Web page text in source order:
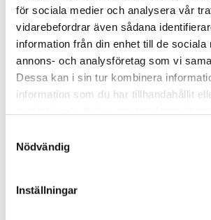
för sociala medier och analysera vår
vidarebefordrar även sådana
information från din enhet till de sociala
annons- och analysföretag som vi
Dessa kan i sin tur kombinera
information som du har tillhandahållit
Nödvändig
Inställningar
Produktinformation
SKU /
artikelnummer:
INR
Relaterade kategorier
Varumärken / INR /